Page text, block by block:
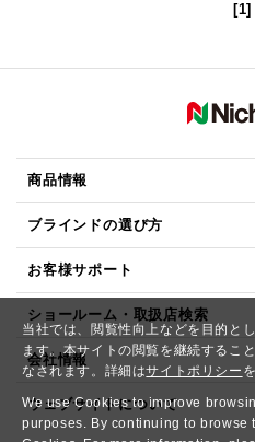
当社では、閲覧性向上などを目的と
ます。本サイトの閲覧を継続するこ
なされます。詳細はサイトポリシー
We use Cookies to improve
purposes. By continuing to browse
[1]
商品情報
ブラインドの選び方
お客様サポート
ショールーム・取扱店検索
会社情報
ウェブサイトについて